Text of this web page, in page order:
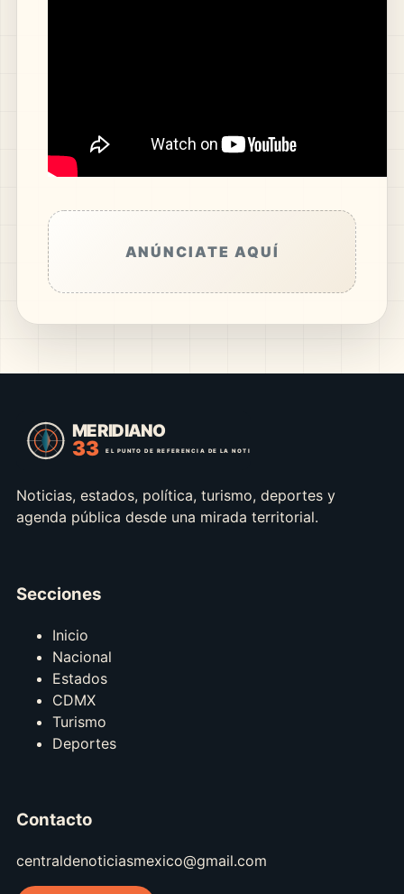
ANÚNCIATE AQUÍ
Noticias, estados, política, turismo, deportes y
agenda pública desde una mirada territorial.
Secciones
Inicio
Nacional
Estados
CDMX
Turismo
Deportes
Contacto
centraldenoticiasmexico@gmail.com